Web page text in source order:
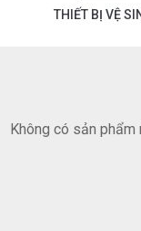
THIẾT BỊ VỆ
Không có sản phẩm